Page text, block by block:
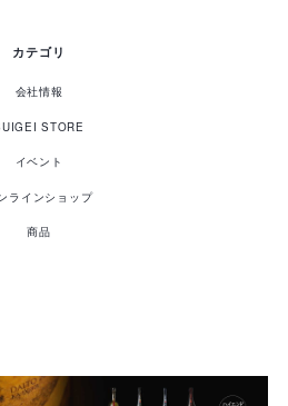
カテゴリ
会社情報
STORE
イベント
ラインショップ
商品